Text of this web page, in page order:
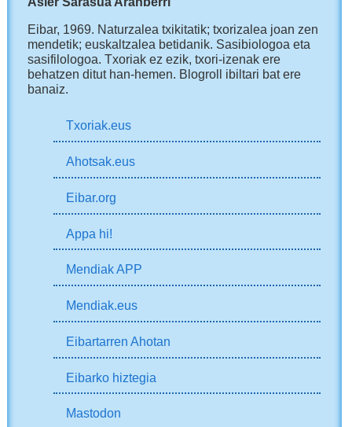
Eibar, 1969. Naturzalea txikitatik; txorizalea joan zen
mendetik; euskaltzalea betidanik. Sasibiologoa eta
sasifilologoa. Txoriak ez ezik, txori-izenak ere
behatzen ditut han-hemen. Blogroll ibiltari bat ere
banaiz.
Txoriak.eus
Ahotsak.eus
Eibar.org
Appa hi!
Mendiak APP
Mendiak.eus
Eibartarren Ahotan
Eibarko hiztegia
Mastodon